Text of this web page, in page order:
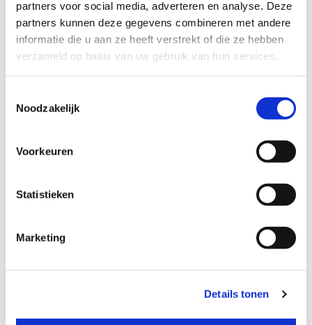
partners voor social media, adverteren en analyse. Deze
partners kunnen deze gegevens combineren met andere
informatie die u aan ze heeft verstrekt of die ze hebben
verzameld op basis van uw gebruik van hun services.
Noodzakelijk
Voorkeuren
Statistieken
Marketing
Details tonen
HOE WERKT HET NABESTEL PROCES?
Voor het nabestellen van één of meerdere Mul-T-Lock MTL400
Classic PRO sleutels hebben we een kopie van uw
sleutelcertificaat uploaden bij de opties op deze pagina.
Niet retourneerbaar
Let op: De sleutels van Mul-T-Lock zijn maatwerk en vallen
buiten het herroepingsrecht zoals genoemd in artikel 6 en 8 van
€ 17,50
Upload hier uw sleutelcertificaat
Compatibele bestandsextensies om te uploaden:
png, jpg,
IN WINKELWAGEN